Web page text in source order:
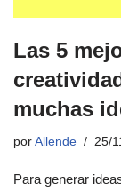
Las 5
muchas
por Allende 25/
Para generar